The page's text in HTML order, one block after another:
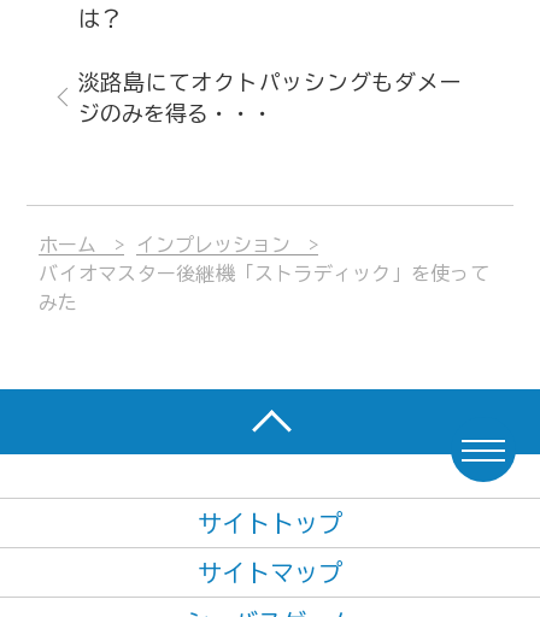
淡路島にてオクトパッシングもダメー
ジのみを得る・・・
は？
ホーム
インプレッション
バイオマスター後継機「ストラディック」を使って
みた
サイトトップ
サイトマップ